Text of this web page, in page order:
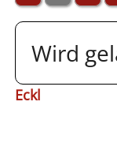
Wird
Eckl